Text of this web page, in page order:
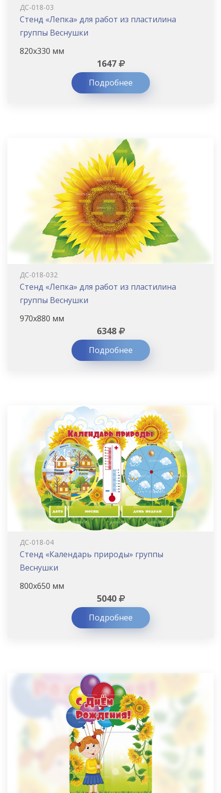
ДС-018-03
Стенд «Лепка» для работ из пластилина
группы Веснушки
820х330 мм
1647
Подробнее
ДС-018-032
Стенд «Лепка» для работ из пластилина
группы Веснушки
970х880 мм
6348
Подробнее
ДС-018-04
Стенд «Календарь природы» группы
Веснушки
800х650 мм
5040
Подробнее